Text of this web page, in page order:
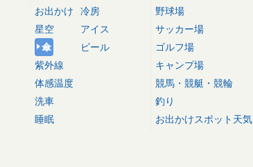
お出かけ
星空
傘
紫外線
体感温度
洗車
睡眠
冷房
アイス
ビール
野球場
サッカー場
ゴルフ場
キャンプ場
競馬・競艇・競輪
釣り
お出かけスポット天気